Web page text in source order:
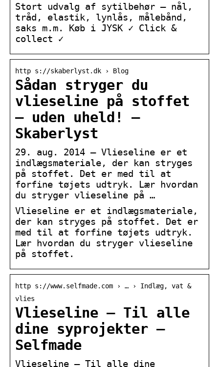
Stort udvalg af sytilbehør – nål,
tråd, elastik, lynlås, målebånd,
saks m.m. Køb i JYSK ✓ Click &
collect ✓
http s://skaberlyst.dk › Blog
Sådan stryger du
vlieseline på stoffet
– uden uheld! –
Skaberlyst
29. aug. 2014 — Vlieseline er et
indlægsmateriale, der kan stryges
på stoffet. Det er med til at
forfine tøjets udtryk. Lær hvordan
du stryger vlieseline på …
Vlieseline er et indlægsmateriale,
der kan stryges på stoffet. Det er
med til at forfine tøjets udtryk.
Lær hvordan du stryger vlieseline
på stoffet.
http s://www.selfmade.com › … › Indlæg, vat &
vlies
Vlieseline – Til alle
dine syprojekter –
Selfmade
Vlieseline – Til alle dine